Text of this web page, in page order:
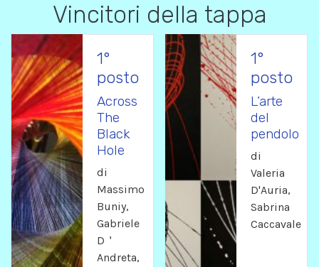
Vincitori della tappa
1°
posto
Across
The
Black
Hole
di
Massimo
Buniy,
Gabriele
D＇
Andreta,
1°
posto
L’arte
del
pendolo
di
Valeria
D'Auria,
Sabrina
Caccavale